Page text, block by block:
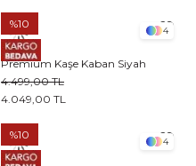
4
Premium Kaşe Kaban Siyah
4.049,00 TL
4.499,00 TL
%10
4
%10